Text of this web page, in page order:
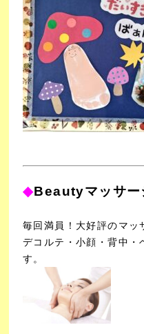
◆Beautyマッサー
毎回満員！大好評のマッ
デコルテ・小顔・背中・
す。